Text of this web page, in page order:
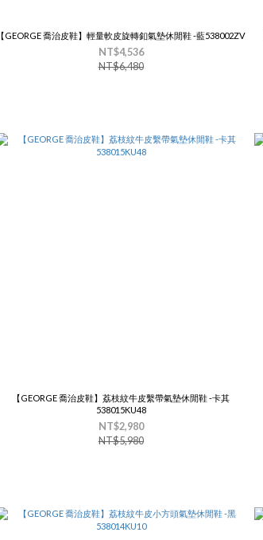
【GEORGE 喬治皮鞋】輕量軟皮旋轉釦氣墊休閒鞋 -藍538002ZV
NT$4,536
NT$6,480
【GEORGE 喬治皮鞋】荔枝紋牛皮繫帶氣墊休閒鞋 -卡其
538015KU48
NT$2,980
NT$5,980